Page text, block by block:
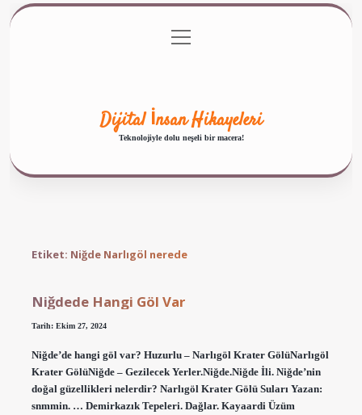
Gizlilik Politikası
menüyü
aç
Dijital İnsan Hikayeleri
Teknolojiyle dolu neşeli bir macera!
Etiket: Niğde Narlıgöl nerede
Niğdede Hangi Göl Var
Tarih: Ekim 27, 2024
Niğde’de hangi göl var? Huzurlu – Narlıgöl Krater GölüNarlıgöl
Krater GölüNiğde – Gezilecek Yerler.Niğde.Niğde İli. Niğde’nin
doğal güzellikleri nelerdir? Narlıgöl Krater Gölü Suları Yazan:
snmmin. … Demirkazık Tepeleri. Dağlar. Kayaardi Üzüm